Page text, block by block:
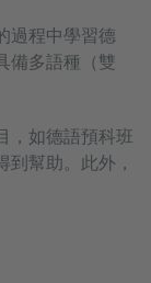
過程中學習德
備多語種（雙
，如德語預科班
幫助。此外，